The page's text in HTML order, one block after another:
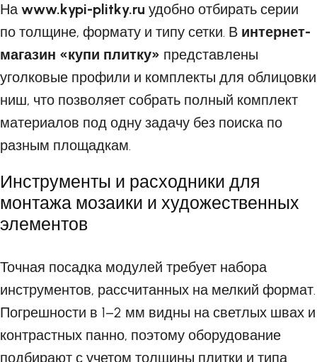
Наwww.kypi-plitky.ru удобно отбирать серии
по толщине, формату и типу сетки. В интернет-
магазин «купи плитку» представлены
уголковые профили и комплекты для облицовки
ниш, что позволяет собрать полный комплект
материалов под одну задачу без поиска по
разным площадкам.
Инструменты и расходники для
монтажа мозаики и художественных
элементов
Точная посадка модулей требует набора
инструментов, рассчитанных на мелкий формат.
Погрешности в 1–2 мм видны на светлых швах и
контрастных панно, поэтому оборудование
подбирают с учетом толщины плитки и типа